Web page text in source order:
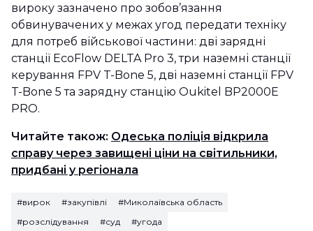
вироку зазначено про зобов’язання
обвинувачених у межах угод передати техніку
для потреб військової частини: дві зарядні
станції EcoFlow DELTA Pro 3, три наземні станції
керування FPV T-Bone 5, дві наземні станції FPV
T-Bone 5 та зарядну станцію Oukitel BP2000E
PRO.
Читайте також: Одеська поліція відкрила
справу через завищені ціни на світильники,
придбані у регіонала
#вирок #закупівлі
#Миколаївська область
#розслідування
#суд #угода